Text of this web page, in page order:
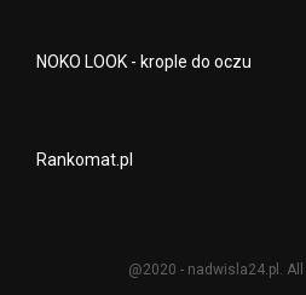
NOKO LOOK - krople do oczu
Rankomat.pl
@2020 - nadwisla24.pl.